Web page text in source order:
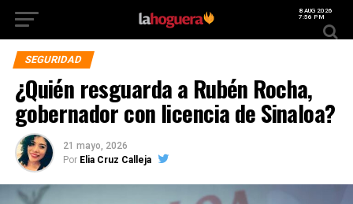
8 AUG 2026
7:56 PM
SEGURIDAD
¿Quién resguarda a Rubén Rocha,
gobernador con licencia de Sinaloa?
21 mayo, 2026
Por Elia Cruz Calleja